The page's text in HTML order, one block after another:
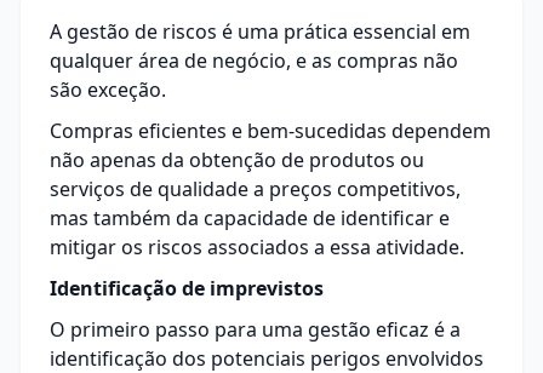
A gestão de riscos é uma prática essencial em
qualquer área de negócio, e as compras não
são exceção.
Compras eficientes e bem-sucedidas dependem
não apenas da obtenção de produtos ou
serviços de qualidade a preços competitivos,
mas também da capacidade de identificar e
mitigar os riscos associados a essa atividade.
Identificação de imprevistos
O primeiro passo para uma gestão eficaz é a
identificação dos potenciais perigos envolvidos